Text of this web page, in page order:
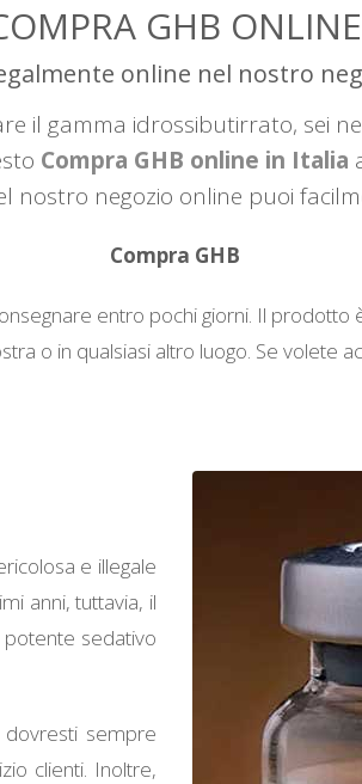
GHB ONLINE
online nel nostro
il gamma idrossibutirrato, sei
Compra GHB online in Italia
nostro negozio online puoi
Compra GHB
entro pochi giorni. Il
o in qualsiasi altro luogo. Se volete
e illegale
anni, tuttavia, il
sedativo
sempre
clienti. Inoltre,